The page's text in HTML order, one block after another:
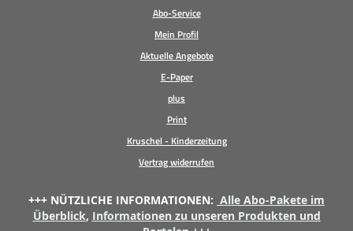
Abo-Service
Mein Profil
Aktuelle Angebote
E-Paper
plus
Print
Kruschel - Kinderzeitung
Vertrag widerrufen
+++ NÜTZLICHE INFORMATIONEN: Alle Abo-Pakete im
Überblick, Informationen zu unseren Produkten und